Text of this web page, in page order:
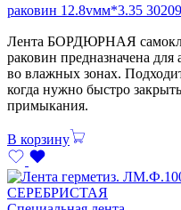
раковин 12.8vмм*3.35
Лента БОРДЮРНАЯ
раковин предназначена
во влажных зонах.
когда нужно быстро
примыкания.
В корзину